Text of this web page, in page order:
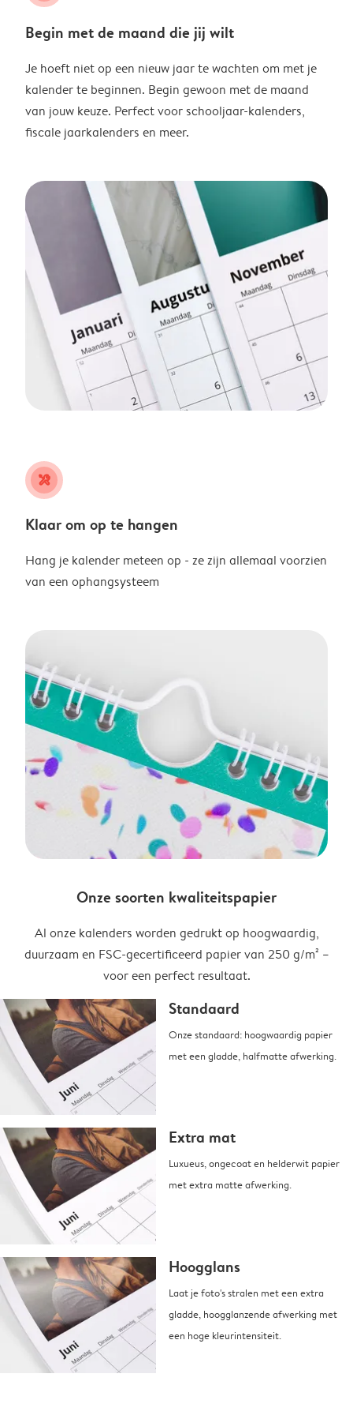
Begin met de maand die jij wilt
Je hoeft niet op een nieuw jaar te wachten om met je
kalender te beginnen. Begin gewoon met de maand
van jouw keuze. Perfect voor schooljaar-kalenders,
fiscale jaarkalenders en meer.
tools
Klaar om op te hangen
Hang je kalender meteen op - ze zijn allemaal voorzien
van een ophangsysteem
Onze soorten kwaliteitspapier
Al onze kalenders worden gedrukt op hoogwaardig,
duurzaam en FSC-gecertificeerd papier van 250 g/m² –
voor een perfect resultaat.
Standaard
Onze standaard: hoogwaardig papier
met een gladde, halfmatte afwerking.
Extra mat
Luxueus, ongecoat en helderwit papier
met extra matte afwerking.
Hoogglans
Laat je foto's stralen met een extra
gladde, hoogglanzende afwerking met
een hoge kleurintensiteit.